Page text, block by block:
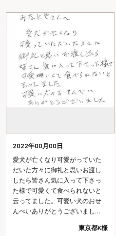
2022年7月31日
初めてメールで注文しました。
最初ちょっと不安でしたが、メ
ールでの対応がとても丁寧で安
心しておりました。本日希望ど
うりの日時まで配達受取りまし
た。包装も大変丁寧にされてお
では、これ以上は望めないだろ
兵庫県I様